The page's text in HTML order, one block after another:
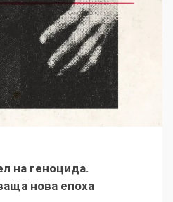
на геноцида.
нова епоха